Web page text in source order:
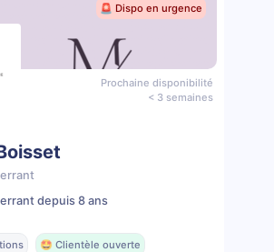
🚨 Dispo en urgence
Prochaine disponibilité
< 3 semaines
depuis 8 ans
🤩 Clientèle ouverte